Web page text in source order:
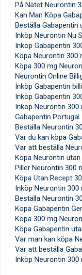
På Nätet Neurontin
Kan Man Köpa
Beställa
Inköp Neurontin Nu
Inköp Gabapentin
Köpa Neurontin 300
Köpa 300 mg
Neurontin Online
Inköp Gabapentin
Inköp Gabapentin
Inköp Neurontin 300
Gabapentin Portugal
Beställa Neurontin
Var du kan köpa
Var att beställa
Köpa Neurontin
Piller Neurontin 300
Köpa Utan Recept
Inköp Neurontin
Beställa Neurontin
Köpa Gabapentin
Köpa 300 mg
Köpa Gabapentin
Var man kan köpa
Var att beställa
Inköp Neurontin